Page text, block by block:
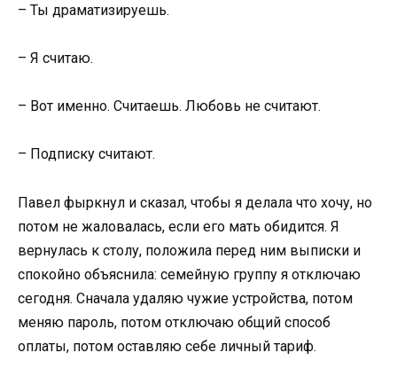
– Ты драматизируешь.
– Я считаю.
– Вот именно. Считаешь. Любовь не считают.
– Подписку считают.
Павел фыркнул и сказал, чтобы я делала что хочу, но
потом не жаловалась, если его мать обидится. Я
вернулась к столу, положила перед ним выписки и
спокойно объяснила: семейную группу я отключаю
сегодня. Сначала удаляю чужие устройства, потом
меняю пароль, потом отключаю общий способ
оплаты, потом оставляю себе личный тариф.